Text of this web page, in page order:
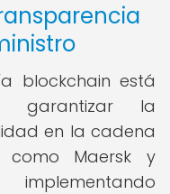
blockchain está
garantizar la
en la cadena
como Maersk y